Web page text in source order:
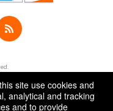
site use cookies and
analytical and tracking
and to provide